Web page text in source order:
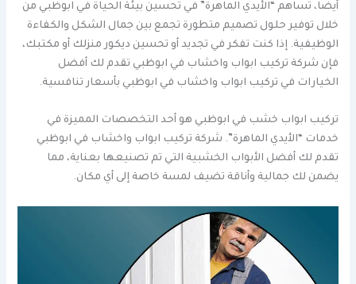
أيضًا، تساهم “الأيدي الماهرة” في تحسين بيئة الحياة في ابوظبي من
خلال توفير حلول تصميم متطورة تجمع بين جمال الشكل والكفاءة
الوظيفية. إذا كنت تفكر في تجديد أو تحسين ديكور منزلك أو مكتبك،
فإن شركة تركيب ابواب واخشاب في ابوظبي تقدم لك أفضل
الخيارات في تركيب ابواب واخشاب في ابوظبي بأسعار تنافسية.
تركيب ابواب خشب في ابوظبي هو أحد التخصصات المميزة في
خدمات “الأيدي الماهرة”. شركة تركيب ابواب واخشاب في ابوظبي
تقدم لك أفضل الأبواب الخشبية التي تم تصنيعها بعناية، مما
يضمن لك جمالية وأناقة تضيف لمسة خاصة إلى أي مكان.